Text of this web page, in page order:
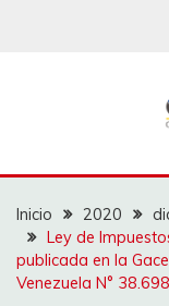
Inicio 2020
Ley de
publicada en la
Venezuela N°